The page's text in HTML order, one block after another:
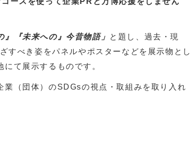
』『未来への』今昔物語」 と題し、過去・現
すべき姿をパネルやポスターなどを展示物とし
て展示するものです。
（団体）のSDGsの視点・取組みを取り入れ